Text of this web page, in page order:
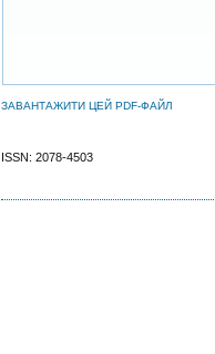
ЗАВАНТАЖИТИ ЦЕЙ PDF-ФАЙЛ
ISSN: 2078-4503